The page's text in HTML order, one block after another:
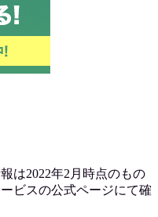
は2022年2月時点のもの
ビスの公式ページにて確